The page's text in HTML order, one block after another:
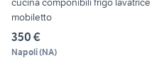
mobiletto
350 €
Napoli(NA)